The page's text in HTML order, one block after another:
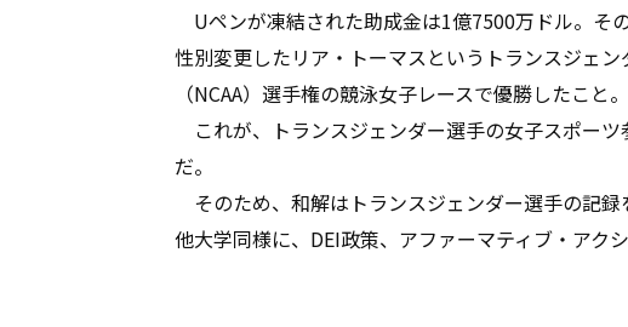
Uペンが凍結された助成金は1億7500万ドル。そ
性別変更したリア・トーマスというトランスジェ
（NCAA）選手権の競泳女子レースで優勝したこと。
これが、トランスジェンダー選手の女子スポー
だ。
そのため、和解はトランスジェンダー選手の記録
他大学同様に、DEI政策、アファーマティブ・アク